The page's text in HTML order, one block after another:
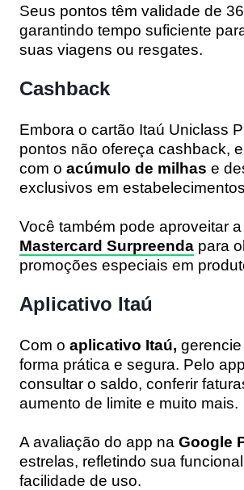
Seus pontos têm validade de
garantindo tempo suficiente
suas viagens ou resgates.
Cashback
Embora o cartão Itaú Uniclass
pontos não ofereça cashback,
com o acúmulo de milhas e
exclusivos em
Você também pode aproveitar
Mastercard Surpreenda para
promoções especiais em
Aplicativo Itaú
Com o aplicativo Itaú,
forma prática e segura. Pelo
consultar o saldo, conferir
aumento de limite e muito mais.
A avaliação do app na Google
estrelas, refletindo sua
facilidade de uso.